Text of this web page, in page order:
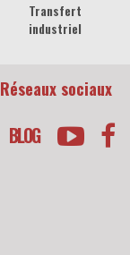
Transfert
industriel
Réseaux sociaux
BLOG